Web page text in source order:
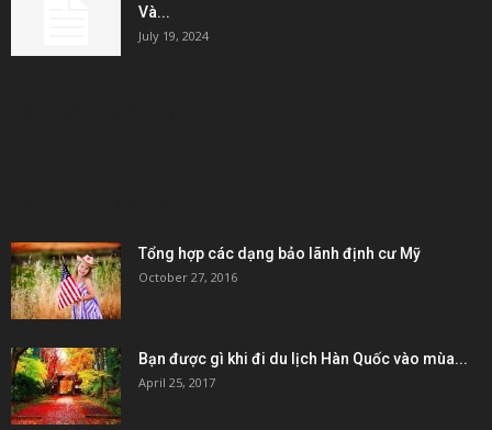
Và...
July 19, 2024
Tổng hợp các dạng bảo lãnh định cư Mỹ
October 27, 2016
Bạn được gì khi đi du lịch Hàn Quốc vào mùa...
April 25, 2017